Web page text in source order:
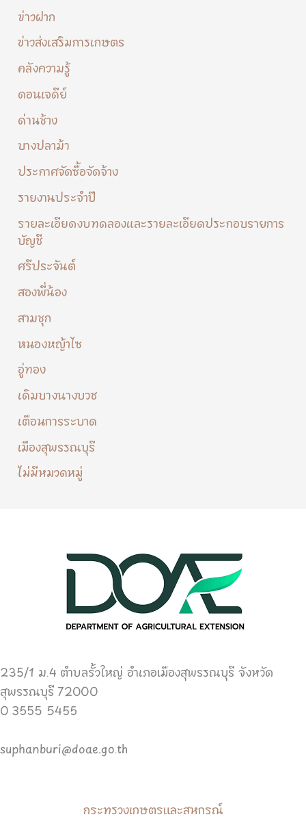
ข่าวฝาก
ข่าวส่งเสริมการเกษตร
คลังความรู้
ดอนเจดีย์
ด่านช้าง
บางปลาม้า
ประกาศจัดซื้อจัดจ้าง
รายงานประจำปี
รายละเอียดงบทดลองและรายละเอียดประกอบรายการ
บัญชี
ศรีประจันต์
สองพี่น้อง
สามชุก
หนองหญ้าไซ
อู่ทอง
เดิมบางนางบวช
เตือนการระบาด
เมืองสุพรรณบุรี
ไม่มีหมวดหมู่
235/1 ม.4 ตำบลรั้วใหญ่ อำเภอเมืองสุพรรณบุรี จังหวัด
สุพรรณบุรี 72000
0 3555 5455
suphanburi@doae.go.th
กระทรวงเกษตรและสหกรณ์